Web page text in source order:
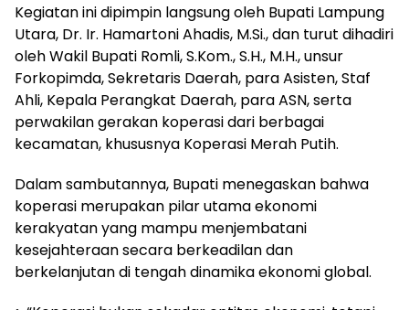
Kegiatan ini dipimpin langsung oleh Bupati Lampung
Utara, Dr. Ir. Hamartoni Ahadis, M.Si., dan turut dihadiri
oleh Wakil Bupati Romli, S.Kom., S.H., M.H., unsur
Forkopimda, Sekretaris Daerah, para Asisten, Staf
Ahli, Kepala Perangkat Daerah, para ASN, serta
perwakilan gerakan koperasi dari berbagai
kecamatan, khususnya Koperasi Merah Putih.
Dalam sambutannya, Bupati menegaskan bahwa
koperasi merupakan pilar utama ekonomi
kerakyatan yang mampu menjembatani
kesejahteraan secara berkeadilan dan
berkelanjutan di tengah dinamika ekonomi global.